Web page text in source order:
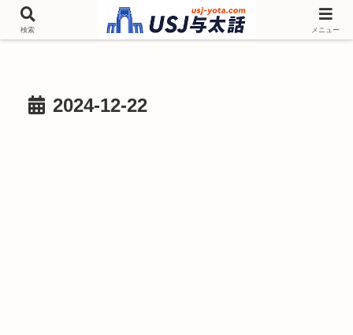
チケットやシーズンイベント ニンテンドーワールド アトラクションなどユニ
バを歩いて情報収集しています
2024-12-22
検索 メニュー